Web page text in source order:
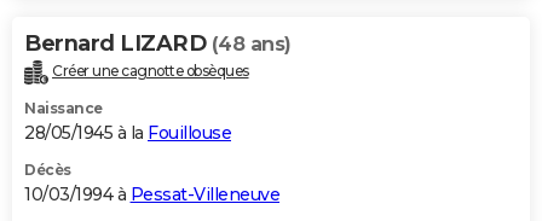
Bernard LIZARD (48 ans)
Créer une cagnotte obsèques
Naissance
28/05/1945 à la Fouillouse
Décès
10/03/1994 à Pessat-Villeneuve